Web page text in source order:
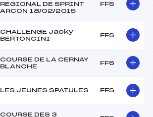
REGIONAL DE SPRINT
ARCON 18/02/2015
FFS
CHALLENGE Jacky
BERTONCINI
FFS
COURSE DE LA CERNAY
BLANCHE
FFS
LES JEUNES SPATULES FFS
COURSE DES 3